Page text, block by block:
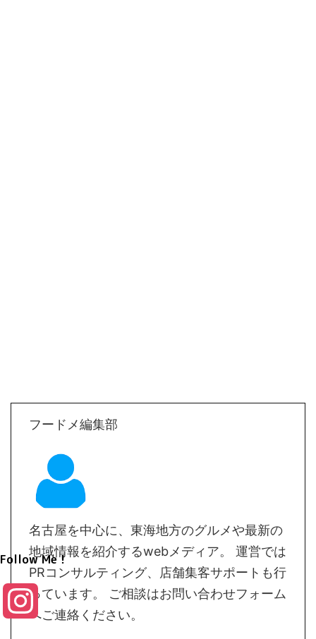
フードメ編集部
名古屋を中心に、東海地方のグルメや最新の
地域情報を紹介するwebメディア。 運営では
PRコンサルティング、店舗集客サポートも行
っています。 ご相談はお問い合わせフォーム
へご連絡ください。
Follow Me！
I